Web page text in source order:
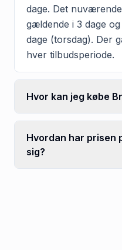
dage. Det
gældende i 3 dage
dage (torsdag). Der
hver tilbudsperiode.
Hvor kan jeg købe
Hvordan har prisen
sig?